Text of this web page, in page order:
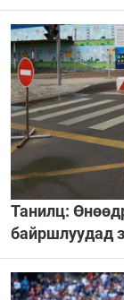
Танилц:
байршлуудад